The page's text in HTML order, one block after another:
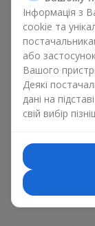
ніжні
добре
ніжну
Ми допоможемо
квіткового
оформимо
Інформація з
cookie та
або
Вашого
Деякі
дані на
свій вибір